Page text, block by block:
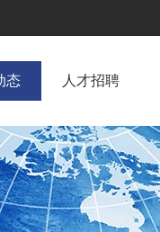
态 人才招聘